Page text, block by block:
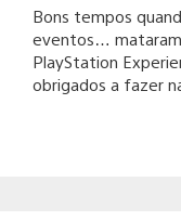
Bons tempos
eventos… mataram
PlayStation
obrigados a fazer